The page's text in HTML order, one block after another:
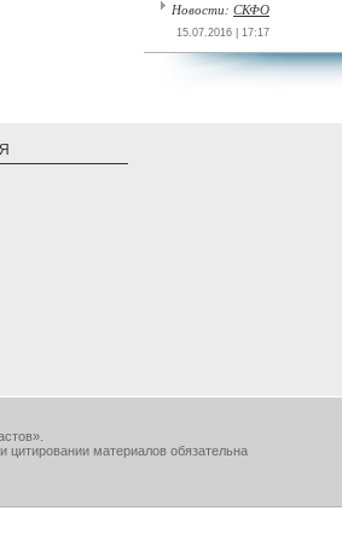
Новости: СКФО
15.07.2016 | 17:17
материалов обязательна